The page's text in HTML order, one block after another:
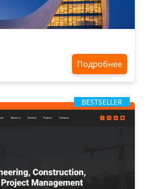
Подробнее
BESTSELLER